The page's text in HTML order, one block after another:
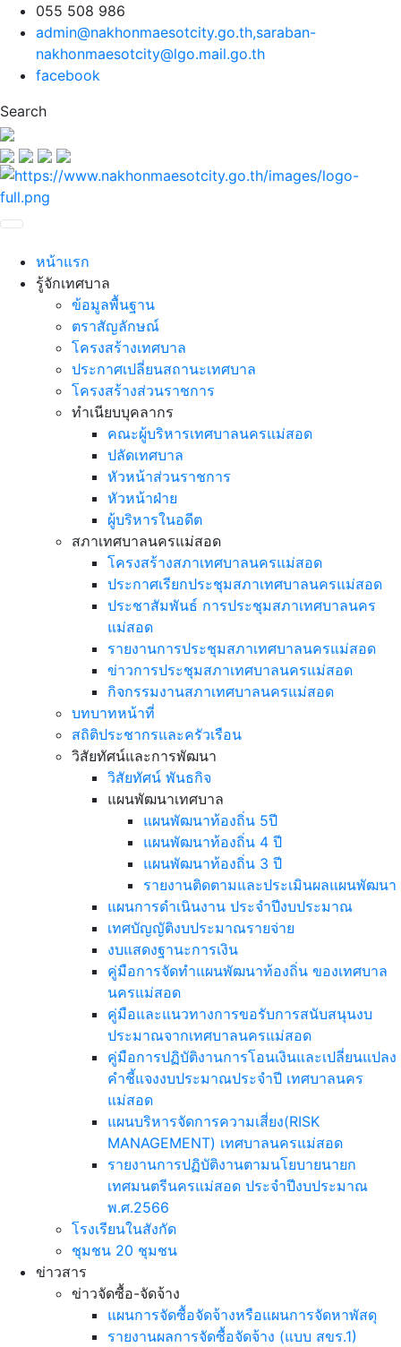
055 508 986
admin@nakhonmaesotcity.go.th,saraban-
nakhonmaesotcity@lgo.mail.go.th
facebook
Search
หน้าแรก
รู้จักเทศบาล
ข้อมูลพื้นฐาน
ตราสัญลักษณ์
โครงสร้างเทศบาล
ประกาศเปลี่ยนสถานะเทศบาล
โครงสร้างส่วนราชการ
ทำเนียบบุคลากร
คณะผู้บริหารเทศบาลนครแม่สอด
ปลัดเทศบาล
หัวหน้าส่วนราชการ
หัวหน้าฝ่าย
ผู้บริหารในอดีต
สภาเทศบาลนครแม่สอด
โครงสร้างสภาเทศบาลนครแม่สอด
ประกาศเรียกประชุมสภาเทศบาลนครแม่สอด
ประชาสัมพันธ์ การประชุมสภาเทศบาลนคร
แม่สอด
รายงานการประชุมสภาเทศบาลนครแม่สอด
ข่าวการประชุมสภาเทศบาลนครแม่สอด
กิจกรรมงานสภาเทศบาลนครแม่สอด
บทบาทหน้าที่
สถิติประชากรและครัวเรือน
วิสัยทัศน์และการพัฒนา
วิสัยทัศน์ พันธกิจ
แผนพัฒนาเทศบาล
แผนพัฒนาท้องถิ่น 5ปี
แผนพัฒนาท้องถิ่น 4 ปี
แผนพัฒนาท้องถิ่น 3 ปี
รายงานติดตามและประเมินผลแผนพัฒนา
แผนการดำเนินงาน ประจำปีงบประมาณ
เทศบัญญัติงบประมาณรายจ่าย
งบแสดงฐานะการเงิน
คู่มือการจัดทำแผนพัฒนาท้องถิ่น ของเทศบาล
นครแม่สอด
คู่มือและแนวทางการขอรับการสนับสนุนงบ
ประมาณจากเทศบาลนครแม่สอด
คู่มือการปฏิบัติงานการโอนเงินและเปลี่ยนแปลง
คำชี้แจงงบประมาณประจำปี เทศบาลนคร
แม่สอด
แผนบริหารจัดการความเสี่ยง(RISK
MANAGEMENT) เทศบาลนครแม่สอด
รายงานการปฏิบัติงานตามนโยบายนายก
เทศมนตรีนครแม่สอด ประจำปีงบประมาณ
พ.ศ.2566
โรงเรียนในสังกัด
ชุมชน 20 ชุมชน
ข่าวสาร
ข่าวจัดซื้อ-จัดจ้าง
แผนการจัดซื้อจัดจ้างหรือแผนการจัดหาพัสดุ
รายงานผลการจัดซื้อจัดจ้าง (แบบ สขร.1)